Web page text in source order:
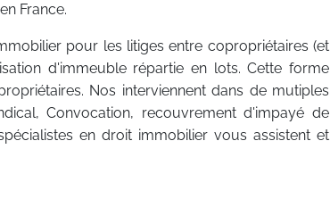
France.
pour les litiges entre copropriétaires (et
d'immeuble répartie en lots. Cette forme
Nos interviennent dans de mutiples
Convocation, recouvrement d'impayé de
en droit immobilier vous assistent et